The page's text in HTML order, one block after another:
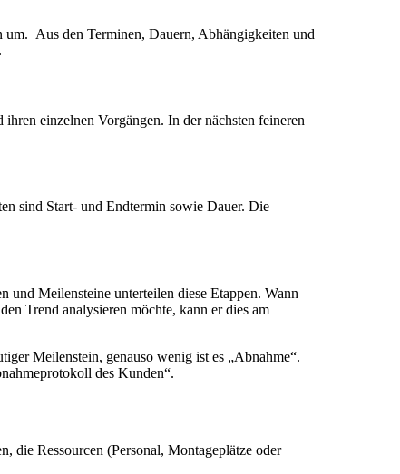
um. Aus den Terminen, Dauern, Abhängigkeiten und
einzelnen Vorgängen. In der nächsten feineren
sind Start- und Endtermin sowie Dauer. Die
und Meilensteine unterteilen diese Etappen. Wann
Trend analysieren möchte, kann er dies am
Meilenstein, genauso wenig ist es „Abnahme“.
des Kunden“.
die Ressourcen (Personal, Montageplätze oder